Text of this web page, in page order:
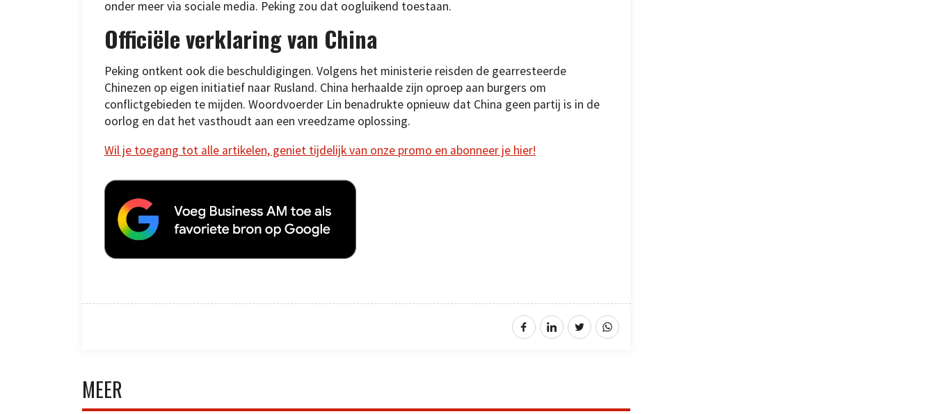
onder meer via sociale media. Peking zou dat oogluikend toestaan.
Officiële verklaring van China
Peking ontkent ook die beschuldigingen. Volgens het ministerie reisden de gearresteerde
Chinezen op eigen initiatief naar Rusland. China herhaalde zijn oproep aan burgers om
conflictgebieden te mijden. Woordvoerder Lin benadrukte opnieuw dat China geen partij is in de
oorlog en dat het vasthoudt aan een vreedzame oplossing.
Wil je toegang tot alle artikelen, geniet tijdelijk van onze promo en abonneer je hier!
MEER